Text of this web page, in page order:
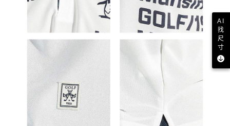
AI
找
尺
寸